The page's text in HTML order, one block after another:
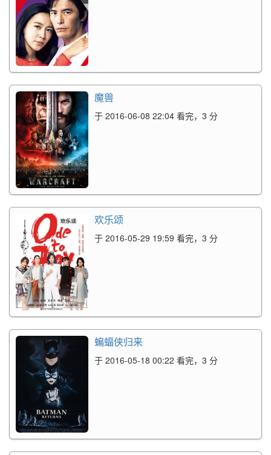
魔兽
于 2016-06-08 22:04 看完，3 分
欢乐颂
于 2016-05-29 19:59 看完，3 分
蝙蝠侠归来
于 2016-05-18 00:22 看完，3 分